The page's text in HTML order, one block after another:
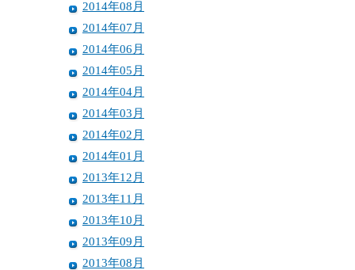
2014年08月
2014年07月
2014年06月
2014年05月
2014年04月
2014年03月
2014年02月
2014年01月
2013年12月
2013年11月
2013年10月
2013年09月
2013年08月